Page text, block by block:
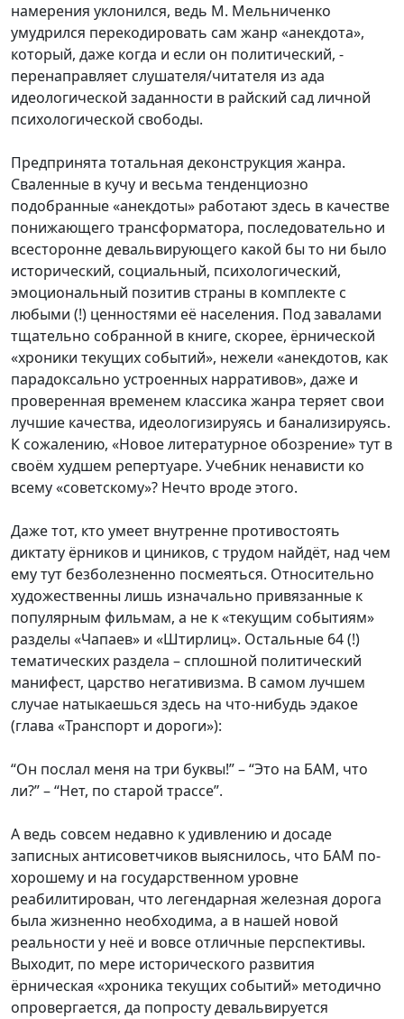
намерения уклонился, ведь М. Мельниченко
умудрился перекодировать сам жанр «анекдота»,
который, даже когда и если он политический, -
перенаправляет слушателя/читателя из ада
идеологической заданности в райский сад личной
психологической свободы.
Предпринята тотальная деконструкция жанра.
Сваленные в кучу и весьма тенденциозно
подобранные «анекдоты» работают здесь в качестве
понижающего трансформатора, последовательно и
всесторонне девальвирующего какой бы то ни было
исторический, социальный, психологический,
эмоциональный позитив страны в комплекте с
любыми (!) ценностями её населения. Под завалами
тщательно собранной в книге, скорее, ёрнической
«хроники текущих событий», нежели «анекдотов, как
парадоксально устроенных нарративов», даже и
проверенная временем классика жанра теряет свои
лучшие качества, идеологизируясь и банализируясь.
К сожалению, «Новое литературное обозрение» тут в
своём худшем репертуаре. Учебник ненависти ко
всему «советскому»? Нечто вроде этого.
Даже тот, кто умеет внутренне противостоять
диктату ёрников и циников, с трудом найдёт, над чем
ему тут безболезненно посмеяться. Относительно
художественны лишь изначально привязанные к
популярным фильмам, а не к «текущим событиям»
разделы «Чапаев» и «Штирлиц». Остальные 64 (!)
тематических раздела – сплошной политический
манифест, царство негативизма. В самом лучшем
случае натыкаешься здесь на что-нибудь эдакое
(глава «Транспорт и дороги»):
“Он послал меня на три буквы!” – “Это на БАМ, что
ли?” – “Нет, по старой трассе”.
А ведь совсем недавно к удивлению и досаде
записных антисоветчиков выяснилось, что БАМ по-
хорошему и на государственном уровне
реабилитирован, что легендарная железная дорога
была жизненно необходима, а в нашей новой
реальности у неё и вовсе отличные перспективы.
Выходит, по мере исторического развития
ёрническая «хроника текущих событий» методично
опровергается, да попросту девальвируется